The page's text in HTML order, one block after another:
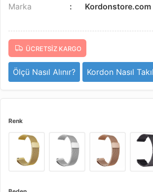
Marka Kordonstore.com
ÜCRETSIZ KARGO
Ölçü Nasıl Alınır? Kordon Nasıl
Renk